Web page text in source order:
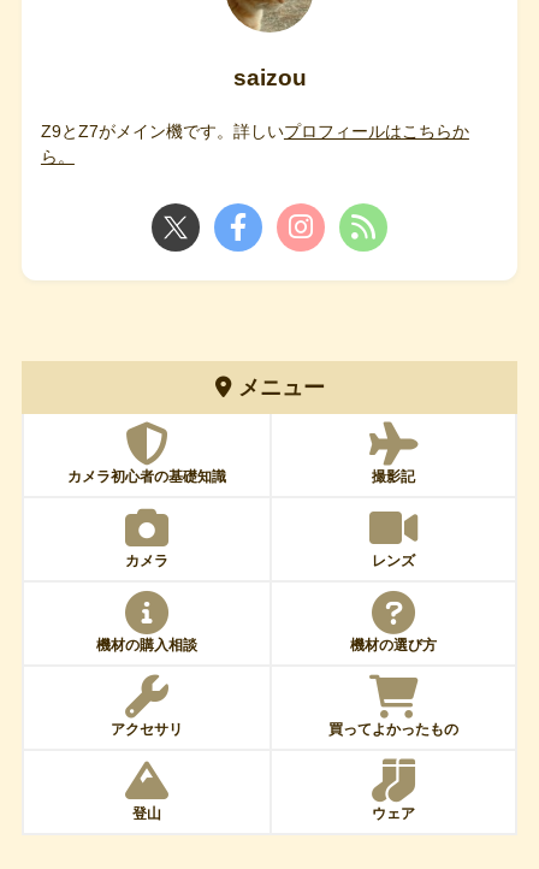
saizou
Z9とZ7がメイン機です。詳しいプロフィールはこちらか
ら。
メニュー
カメラ初心者の基礎知識 撮影記
カメラ レンズ
機材の購入相談 機材の選び方
アクセサリ 買ってよかったもの
登山 ウェア